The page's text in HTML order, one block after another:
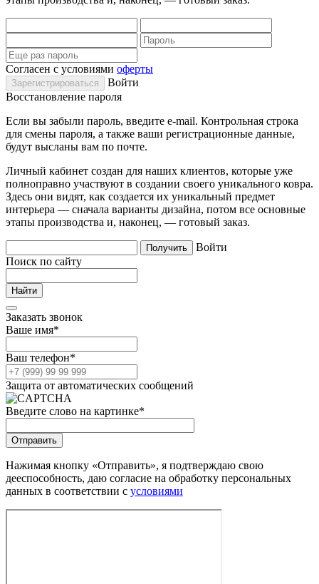
Согласен с условиями оферты
Войти
Восстановление пароля
Если вы забыли пароль, введите e-mail. Контрольная строка
для смены пароля, а также ваши регистрационные данные,
будут высланы вам по почте.
Личный кабинет создан для наших клиентов, которые уже
полноправно участвуют в создании своего уникального ковра.
Здесь они видят, как создается их уникальный предмет
интерьера — сначала варианты дизайна, потом все основные
этапы производства и, наконец, — готовый заказ.
Войти
Поиск по сайту
Заказать звонок
Ваше имя*
Ваш телефон*
Защита от автоматических сообщений
Введите слово на картинке*
Нажимая кнопку «Отправить», я подтверждаю свою
дееспособность, даю согласие на обработку персональных
данных в соответствии с условиями